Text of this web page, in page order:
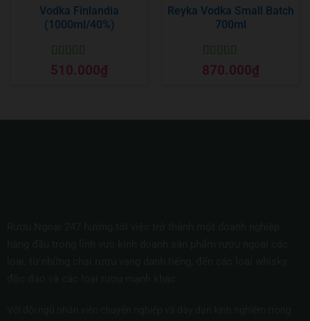
Vodka Finlandia
(1000ml/40%)
Được xếp
hạng55 sao
510.000₫
Reyka Vodka Small Batch
700ml
Được xếp
hạng55 sao
870.000₫